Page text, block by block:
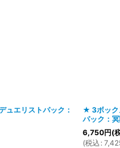
エリストパック：
★ 3ボック
パック：
6,750円(
(税込 :